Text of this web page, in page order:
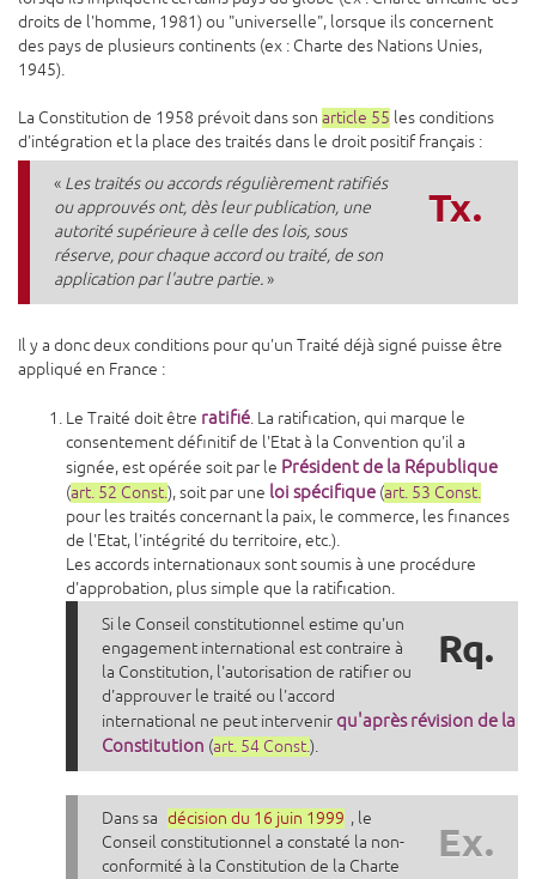
droits de l'homme, 1981) ou "universelle", lorsque ils concernent
des pays de plusieurs continents (ex : Charte des Nations Unies,
1945).
La Constitution de 1958 prévoit dans son article 55 les conditions
d'intégration et la place des traités dans le droit positif français :
Tx.
« Les traités ou accords régulièrement ratifiés
ou approuvés ont, dès leur publication, une
autorité supérieure à celle des lois, sous
réserve, pour chaque accord ou traité, de son
application par l'autre partie.»
Il y a donc deux conditions pour qu'un Traité déjà signé puisse être
appliqué en France :
Le Traité doit être ratifié. La ratification, qui marque le
consentement définitif de l'Etat à la Convention qu'il a
signée, est opérée soit par le Président de la République
(art. 52 Const.), soit par une loi spécifique (art. 53 Const.
pour les traités concernant la paix, le commerce, les finances
de l'Etat, l'intégrité du territoire, etc.).
Les accords internationaux sont soumis à une procédure
d'approbation, plus simple que la ratification.
Rq.
Si le Conseil constitutionnel estime qu'un
engagement international est contraire à
la Constitution, l'autorisation de ratifier ou
d'approuver le traité ou l'accord
international ne peut intervenirqu'après révision de la
Constitution (art. 54 Const.).
Ex.
Dans sa décision du 16 juin 1999 , le
Conseil constitutionnel a constaté la non-
conformité à la Constitution de la Charte